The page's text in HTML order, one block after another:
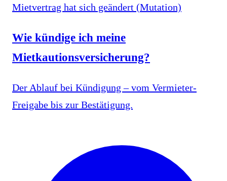
Mietvertrag hat sich geändert (Mutation)
Wie kündige ich meine
Mietkautionsversicherung?
Der Ablauf bei Kündigung – vom Vermieter-
Freigabe bis zur Bestätigung.